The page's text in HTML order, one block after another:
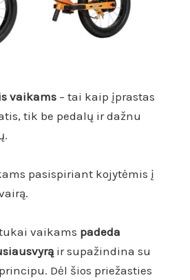
vaikams – tai kaip įprastas
tik be pedalų ir dažnu
pasispiriant kojytėmis į
vaikams padeda
ir supažindina su
Dėl šios priežasties